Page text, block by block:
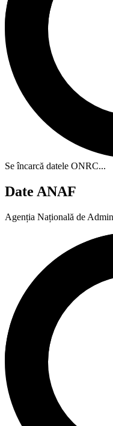
Se încarcă datele ONRC...
Date ANAF
Agenția Națională de